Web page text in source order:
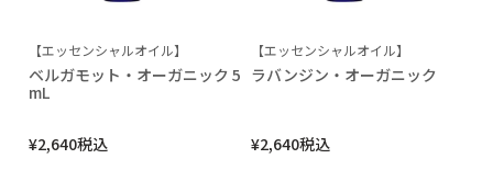
【エッセンシャルオイル】
ベルガモット・オーガニック 5
mL
¥2,640税込
【エッセンシャルオイル】
ラバンジン・オーガニック
¥2,640税込